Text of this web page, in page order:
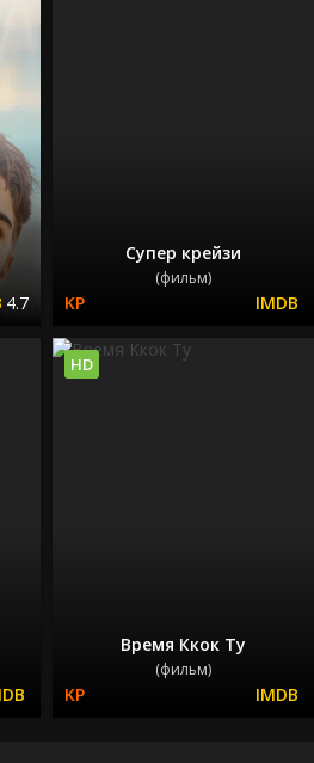
4.7
Супер крейзи
(фильм)
Время Ккок Ту
(фильм)
HD